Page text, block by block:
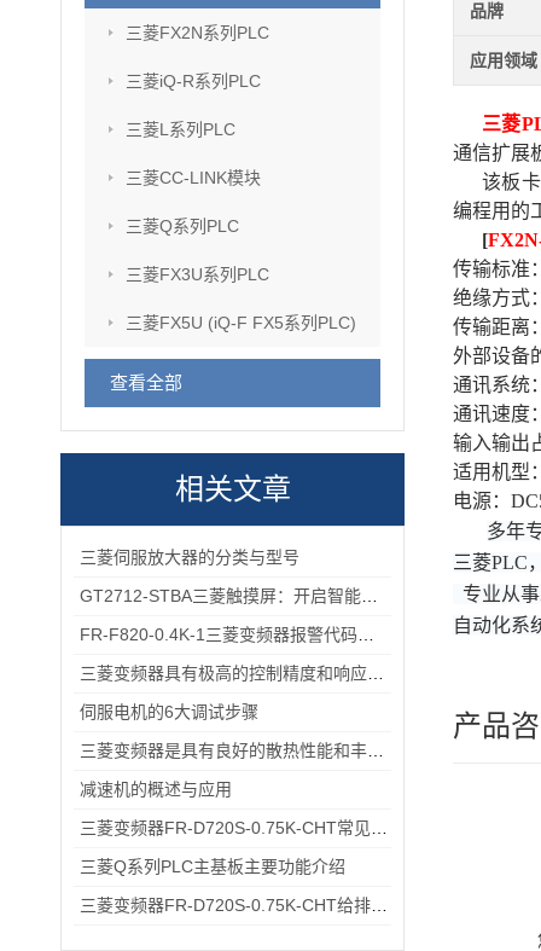
三菱FX2N系列PLC
三菱iQ-R系列PLC
三菱L系列PLC
三菱CC-LINK模块
三菱Q系列PLC
三菱FX3U系列PLC
三菱FX5U (iQ-F FX5系列PLC)
查看全部
相关文章
三菱伺服放大器的分类与型号
伺服电机的6大调试步骤
减速机的概述与应用
三菱Q系列PLC主基板主要功能介绍
品牌
应用领域
三菱
通信扩展
该板
编程用的
[
传输标准
绝缘方式
传输距离
外部设备
通讯系统
通讯速度
输入输出
适用机型
电源：
多年
三菱PLC
专业从
自动化系
产品